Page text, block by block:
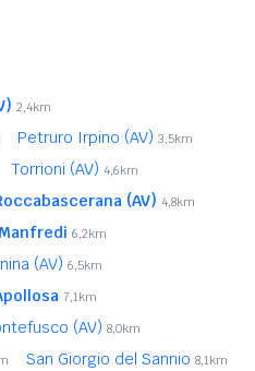
2,4km
Petruro Irpino (AV) 3,5km
Torrioni (AV) 4,6km
(AV) 4,8km
6,2km
(AV) 6,5km
7,1km
(AV) 8,0km
San Giorgio del Sannio 8,1km